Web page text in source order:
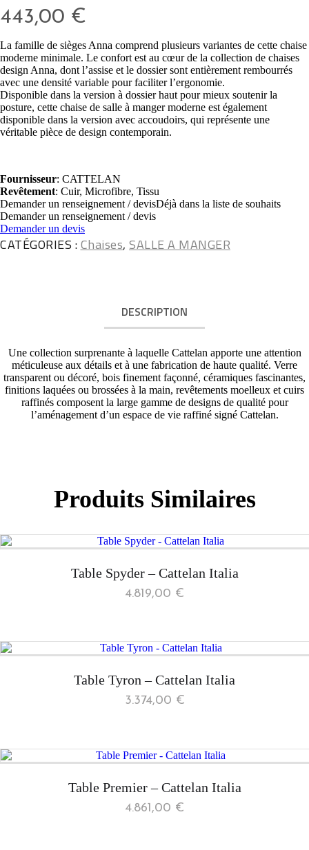
443,00 €
La famille de sièges Anna comprend plusieurs variantes de cette chaise
moderne minimale. Le confort est au cœur de la collection de chaises
design Anna, dont l’assise et le dossier sont entièrement rembourrés
avec une densité variable pour faciliter l’ergonomie.
Disponible dans la version à dossier haut pour mieux soutenir la
posture, cette chaise de salle à manger moderne est également
disponible dans la version avec accoudoirs, qui représente une
véritable pièce de design contemporain.
Fournisseur: CATTELAN
Revêtement: Cuir, Microfibre, Tissu
Demander un renseignement / devisDéjà dans la liste de souhaits
Demander un renseignement / devis
Demander un devis
CATÉGORIES :Chaises, SALLE A MANGER
DESCRIPTION
Une collection surprenante à laquelle Cattelan apporte une attention
méticuleuse aux détails et à une fabrication de haute qualité. Verre
transparent ou décoré, bois finement façonné, céramiques fascinantes,
finitions laquées ou brossées à la main, revêtements moelleux et cuirs
raffinés composent la large gamme de designs de qualité pour
l’aménagement d’un espace de vie raffiné signé Cattelan.
Produits Similaires
Table Spyder – Cattelan Italia
4.819,00 €
Table Tyron – Cattelan Italia
3.374,00 €
Table Premier – Cattelan Italia
4.861,00 €